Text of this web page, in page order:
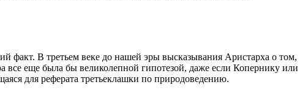
факт. В третьем веке до нашей эры высказывания Аристарха о том,
все еще была бы великолепной гипотезой, даже если Копернику или
для реферата третьеклашки по природоведению.